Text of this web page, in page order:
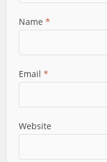
Name*
Email*
Website